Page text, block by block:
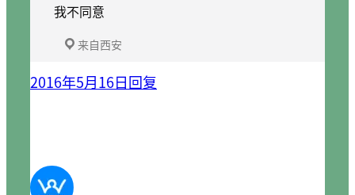
我不同意
来自西安
2016年5月16日回复